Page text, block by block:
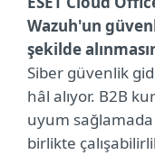
Wazuh'un
şekilde
Siber güvenlik
hâl alıyor. B2B
uyum
birlikte